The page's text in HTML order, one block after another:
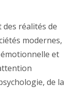
des réalités de
modernes,
et
de la